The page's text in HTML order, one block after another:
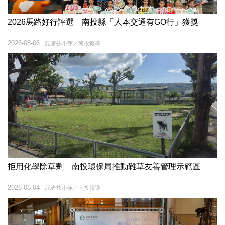
2026馬路好行評選 南投縣「人本交通有GO行」獲獎
記者扶小萍／南投報導
2026-08-06
拒用化學除草劑 南投環保局推動雜草友善管理示範區
記者扶小萍／南投報導
2026-08-04